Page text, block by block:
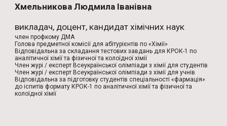
Хмельникова Людмила Іванівна
викладач, доцент, кандидат хімічних наук
член профкому ДМА
Голова предметної комісії для абітурієнтів по «Хімії»
Відповідальна за складання тестових завдань для КРОК-1 по
аналітичної хімії та фізичної та колоїдної хімії
Член журі / експерт Всеукраїнської олімпіади з хімії для студентів
Член журі / експерт Всеукраїнської олімпіади з хімії для учнів
Відповідальна за підготовку студентів спеціальності «фармація»
до іспитів формату КРОК-1 по аналітичної хімії та фізичної та
колоїдної хімії